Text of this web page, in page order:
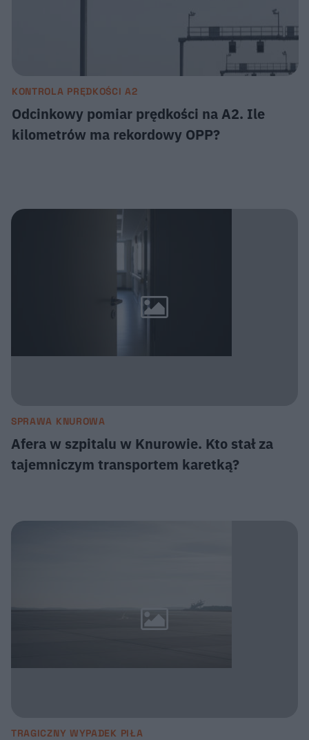
KONTROLA PRĘDKOŚCI A2
Odcinkowy pomiar prędkości na A2. Ile
kilometrów ma rekordowy OPP?
SPRAWA KNUROWA
Afera w szpitalu w Knurowie. Kto stał za
tajemniczym transportem karetką?
TRAGICZNY WYPADEK PIŁA